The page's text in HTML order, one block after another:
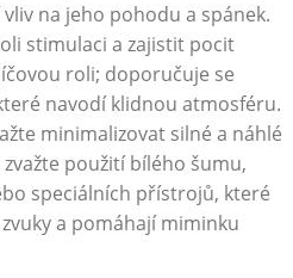
na jeho pohodu a spánek.
stimulaci a zajistit pocit
roli; doporučuje se
navodí klidnou atmosféru.
minimalizovat silné a náhlé
použití bílého šumu,
speciálních přístrojů, které
a pomáhají miminku